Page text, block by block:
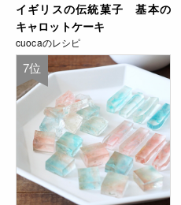
イギリスの伝統菓子 基本の
キャロットケーキ
cuocaのレシピ
7位